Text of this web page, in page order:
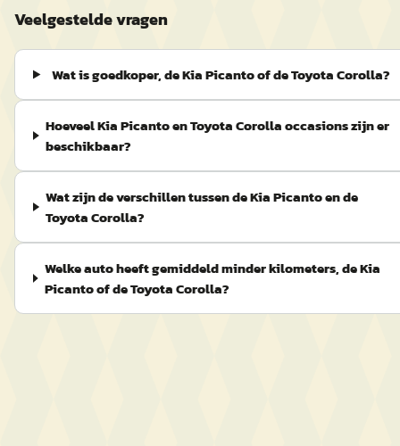
Veelgestelde vragen
Wat is goedkoper, de Kia Picanto of de Toyota Corolla?
Hoeveel Kia Picanto en Toyota Corolla occasions zijn er
beschikbaar?
Wat zijn de verschillen tussen de Kia Picanto en de
Toyota Corolla?
Welke auto heeft gemiddeld minder kilometers, de Kia
Picanto of de Toyota Corolla?